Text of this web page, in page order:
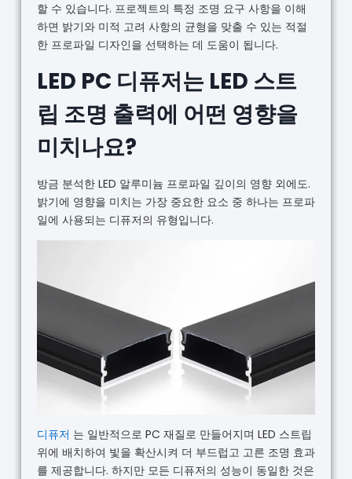
할 수 있습니다. 프로젝트의 특정 조명 요구 사항을 이해
하면 밝기와 미적 고려 사항의 균형을 맞출 수 있는 적절
한 프로파일 디자인을 선택하는 데 도움이 됩니다.
LED PC 디퓨저는 LED 스트
립 조명 출력에 어떤 영향을
미치나요?
방금 분석한 LED 알루미늄 프로파일 깊이의 영향 외에도.
밝기에 영향을 미치는 가장 중요한 요소 중 하나는 프로파
일에 사용되는 디퓨저의 유형입니다.
디퓨저 는 일반적으로 PC 재질로 만들어지며 LED 스트립
위에 배치하여 빛을 확산시켜 더 부드럽고 고른 조명 효과
를 제공합니다. 하지만 모든 디퓨저의 성능이 동일한 것은